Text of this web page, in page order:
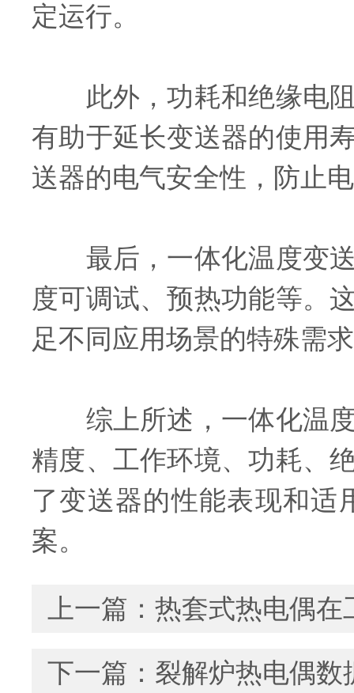
定运行。
此外，功耗和绝缘电阻
有助于延长变送器的使用
送器的电气安全性，防止
最后，一体化温度变送
度可调试、预热功能等。
足不同应用场景的特殊需
综上所述，一体化温度
精度、工作环境、功耗、
了变送器的性能表现和适
案。
上一篇： 热套式热电偶在
下一篇： 裂解炉热电偶数